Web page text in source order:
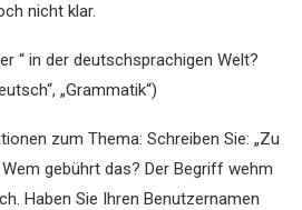
nicht klar.
“ in der deutschsprachigen Welt?
„Grammatik“)
zum Thema: Schreiben Sie: „Zu
gebührt das? Der Begriff wehm
Haben Sie Ihren Benutzernamen